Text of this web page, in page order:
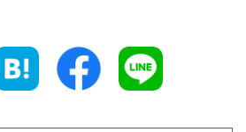
350円 三重県